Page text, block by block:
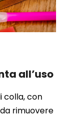
all’uso
colla, con
rimuovere